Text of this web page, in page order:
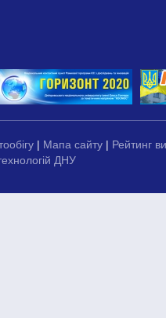
| Мапа сайту | Рейтинг
ДНУ